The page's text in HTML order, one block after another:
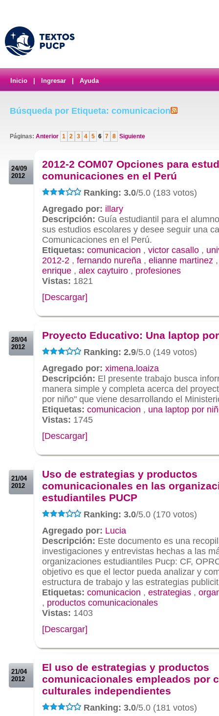
Inicio Ingresar Ayuda
Búsqueda por Etiqueta: comunicacion
Páginas: Anterior 1 2 3 4 5 6 7 8 Siguiente
24/09
2012
2012-2 COM07 Opciones para
comunicaciones en el Perú
Ranking: 3.0/5.0 (183 votos)
Agregado por: illary
Descripción: Guía estudiantil para el
sus estudios escolares y desee seguir una
Comunicaciones en el Perú.
Etiquetas: comunicacion , victor casallo ,
2012-2 , fernando nureña , elianne martinez
enrique , alex caytuiro , profesiones
Vistas: 1821
[Descargar]
28/04
2012
Proyecto Educativo: Una laptop
Ranking: 2.9/5.0 (149 votos)
Agregado por: ximena.loaiza
Descripción: El presente trabajo busca
manera simple y completa acerca del
por niño" que viene desarrollando el
Etiquetas: comunicacion , una laptop por
Vistas: 1745
[Descargar]
21/04
2012
Uso de estrategias y productos
comunicacionales en las
estudiantiles PUCP
Ranking: 3.0/5.0 (170 votos)
Agregado por: Lucia
Descripción: Este documento es una
investigaciones y entrevistas hechas a las
organizaciones estudiantiles Pucp: CF,
objetivo es que el lector pueda analizar y
estructura de trabajo y las estrategias
Etiquetas: comunicacion , estrategias ,
, productos comunicacionales
Vistas: 1403
[Descargar]
21/04
2012
El uso de estrategias y productos
comunicacionales empleados por
culturales independientes
Ranking: 3.0/5.0 (181 votos)